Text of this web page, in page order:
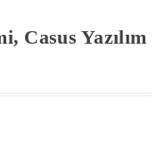
Casus Yazılım